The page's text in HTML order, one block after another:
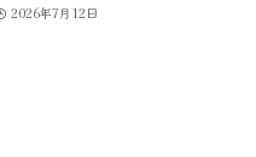
2026年7月12日